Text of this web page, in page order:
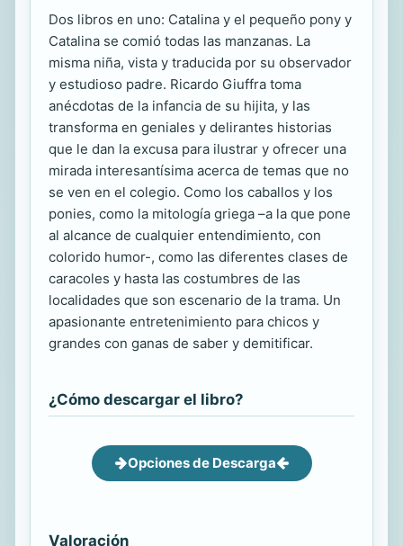
Dos libros en uno: Catalina y el pequeño pony y
Catalina se comió todas las manzanas. La
misma niña, vista y traducida por su observador
y estudioso padre. Ricardo Giuffra toma
anécdotas de la infancia de su hijita, y las
transforma en geniales y delirantes historias
que le dan la excusa para ilustrar y ofrecer una
mirada interesantísima acerca de temas que no
se ven en el colegio. Como los caballos y los
ponies, como la mitología griega –a la que pone
al alcance de cualquier entendimiento, con
colorido humor-, como las diferentes clases de
caracoles y hasta las costumbres de las
localidades que son escenario de la trama. Un
apasionante entretenimiento para chicos y
grandes con ganas de saber y demitificar.
¿Cómo descargar el libro?
Opciones de Descarga
Valoración